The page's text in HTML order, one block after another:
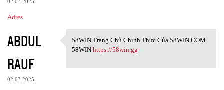
02.03.2025
Adres
ABDUL
RAUF
02.03.2025
58WIN Trang Chủ Chính Thức
58WIN Trang Chủ Chính Thức Của 58WIN COM
58WIN https://58win.gg